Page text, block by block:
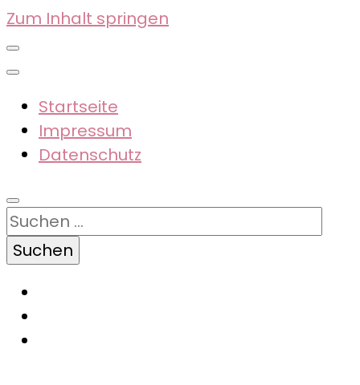
Zum Inhalt springen
Startseite
Impressum
Datenschutz
Suchen
nach: